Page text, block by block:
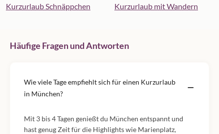
Kurzurlaub Schnäppchen
Kurzurlaub mit Wandern
Häufige Fragen und Antworten
Wie viele Tage empfiehlt sich für einen Kurzurlaub
in München?
Mit 3 bis 4 Tagen genießt du München entspannt und
hast genug Zeit für die Highlights wie Marienplatz,